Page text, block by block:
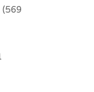
(569